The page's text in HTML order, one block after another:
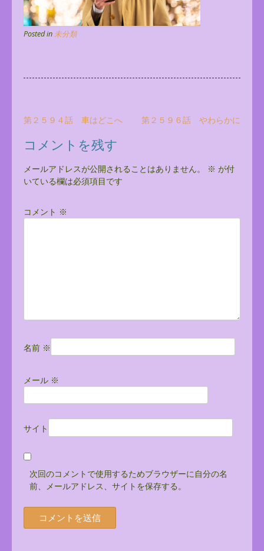
Posted in未分類
投
稿
ナ
ビ
ゲ
ー
シ
第２５９４話 車はどこへ 第２５９６話 やわらかに
コメントを残す
メールアドレスが公開されることはありません。 ※ が付
いている欄は必須項目です
コメント ※
名前 ※
メール ※
サイト
次回のコメントで使用するためブラウザーに自分の名
前、メールアドレス、サイトを保存する。